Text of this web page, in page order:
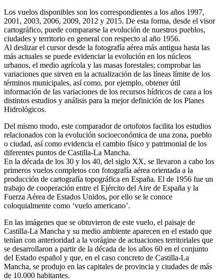
Los vuelos disponibles son los correspondientes a los años 1997,
2001, 2003, 2006, 2009, 2012 y 2015. De esta forma, desde el visor
cartográfico, puede compararse la evolución de nuestros pueblos,
ciudades y territorio en general con respecto al año 1956.
Al deslizar el cursor desde la fotografía aérea más antigua hasta las
más actuales se puede evidenciar la evolución en los núcleos
urbanos, el medio agrícola y las masas forestales; comprobar las
variaciones que sirven en la actualización de las líneas límite de los
términos municipales, así como, por ejemplo, obtener útil
información de las variaciones de los recursos hídricos de cara a los
distintos estudios y análisis para la mejor definición de los Planes
Hidrológicos.
Del mismo modo, este comparador de ortofotos facilita los estudios
relacionados con la evolución socioeconómica de una zona, pueblo
o ciudad, así como evidencia el cambio físico y patrimonial de los
diferentes puntos de Castilla-La Mancha.
En la década de los 30 y los 40, del siglo XX, se llevaron a cabo los
primeros vuelos completos con fotografía aérea orientada a la
producción de cartografía topográfica en España. El de 1956 fue un
trabajo de cooperación entre el Ejército del Aire de España y la
Fuerza Aérea de Estados Unidos, por ello se le conoce
coloquialmente como ‘vuelo americano’.
En las imágenes que se obtuvieron de este vuelo, el paisaje de
Castilla-La Mancha y su medio ambiente aparecen en el estado que
tenían con anterioridad a la vorágine de actuaciones territoriales que
se desarrollaron a partir de la década de los años 60 en el conjunto
del Estado español y que, en el caso concreto de Castilla-La
Mancha, se produjo en las capitales de provincia y ciudades de más
de 10.000 habitantes.